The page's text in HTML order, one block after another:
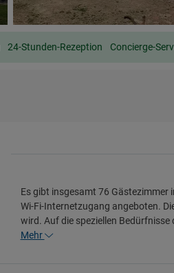
24-Stunden-Rezeption Concierge-
Es gibt insgesamt 76 Gästezimmer
Wi-Fi-Internetzugang angeboten.
wird. Auf die speziellen
Mehr